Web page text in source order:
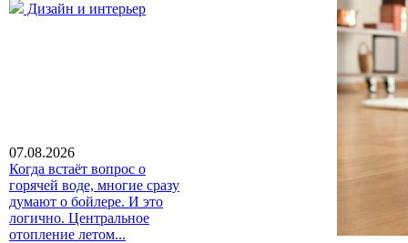
Дизайн и интерьер
07.08.2026
Когда встаёт вопрос о
горячей воде, многие сразу
думают о бойлере. И это
логично. Центральное
отопление летом...